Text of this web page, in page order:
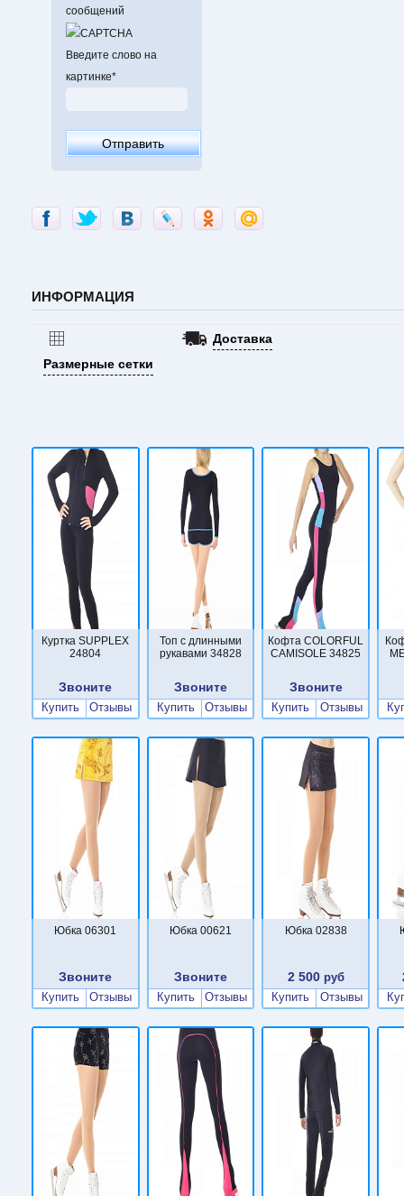
сообщений
Введите слово на
картинке*
ИНФОРМАЦИЯ
Размерные сетки
Доставка
Куртка SUPPLEX
24804
Звоните
Купить Отзывы
Топ с длинными
рукавами 34828
Звоните
Купить Отзывы
Кофта COLORFUL
CAMISOLE 34825
Звоните
Купить Отзывы
Юбка 06301
Звоните
Купить Отзывы
Юбка 00621
Звоните
Купить Отзывы
Юбка 02838
2 500руб
Купить
Отзывы